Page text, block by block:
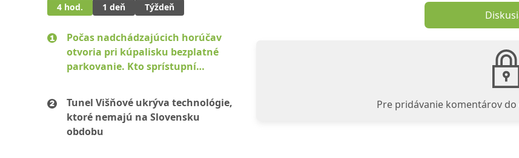
4 hod. 1 deň Týždeň
Počas nadchádzajúcich horúčav
otvoria pri kúpalisku bezplatné
parkovanie. Kto sprístupní
Tunel Višňové ukrýva technológie,
ktoré nemajú na Slovensku
obdobu
Pre pridávanie komentárov